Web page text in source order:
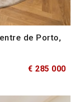
de Porto,
€ 285 000